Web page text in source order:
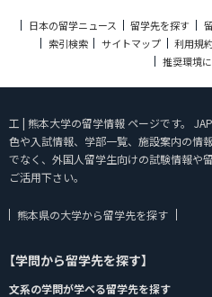
日本の留学ニュース 留学先を探す
索引検索
サイトマップ 利用規
推奨環境
工 | 熊本大学の留学情報 ページです。
色や入試情報、学部一覧、施設案内の情
でなく、外国人留学生向けの試験情報や
ご活用下さい。
熊本県の大学から留学先を探す
【学問から留学先を探す】
文系の学問が学べる留学先を探す